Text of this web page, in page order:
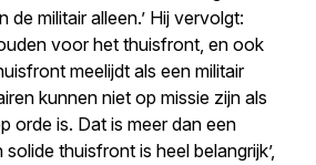
de militair alleen.’ Hij vervolgt:
voor het thuisfront, en ook
meelijdt als een militair
kunnen niet op missie zijn als
orde is. Dat is meer dan een
solide thuisfront is heel belangrijk’,